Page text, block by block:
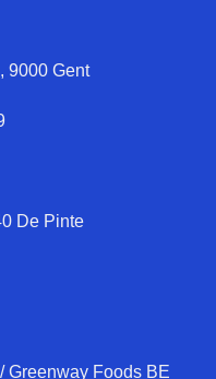
9000 Gent
De Pinte
Greenway Foods BE